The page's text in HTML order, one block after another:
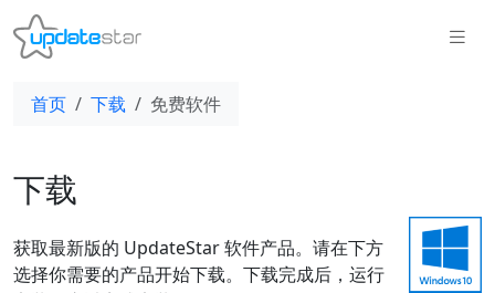
首页 下载 免费软件
下载
获取最新版的 UpdateStar 软件产品。请在下方
选择你需要的产品开始下载。下载完成后，运行